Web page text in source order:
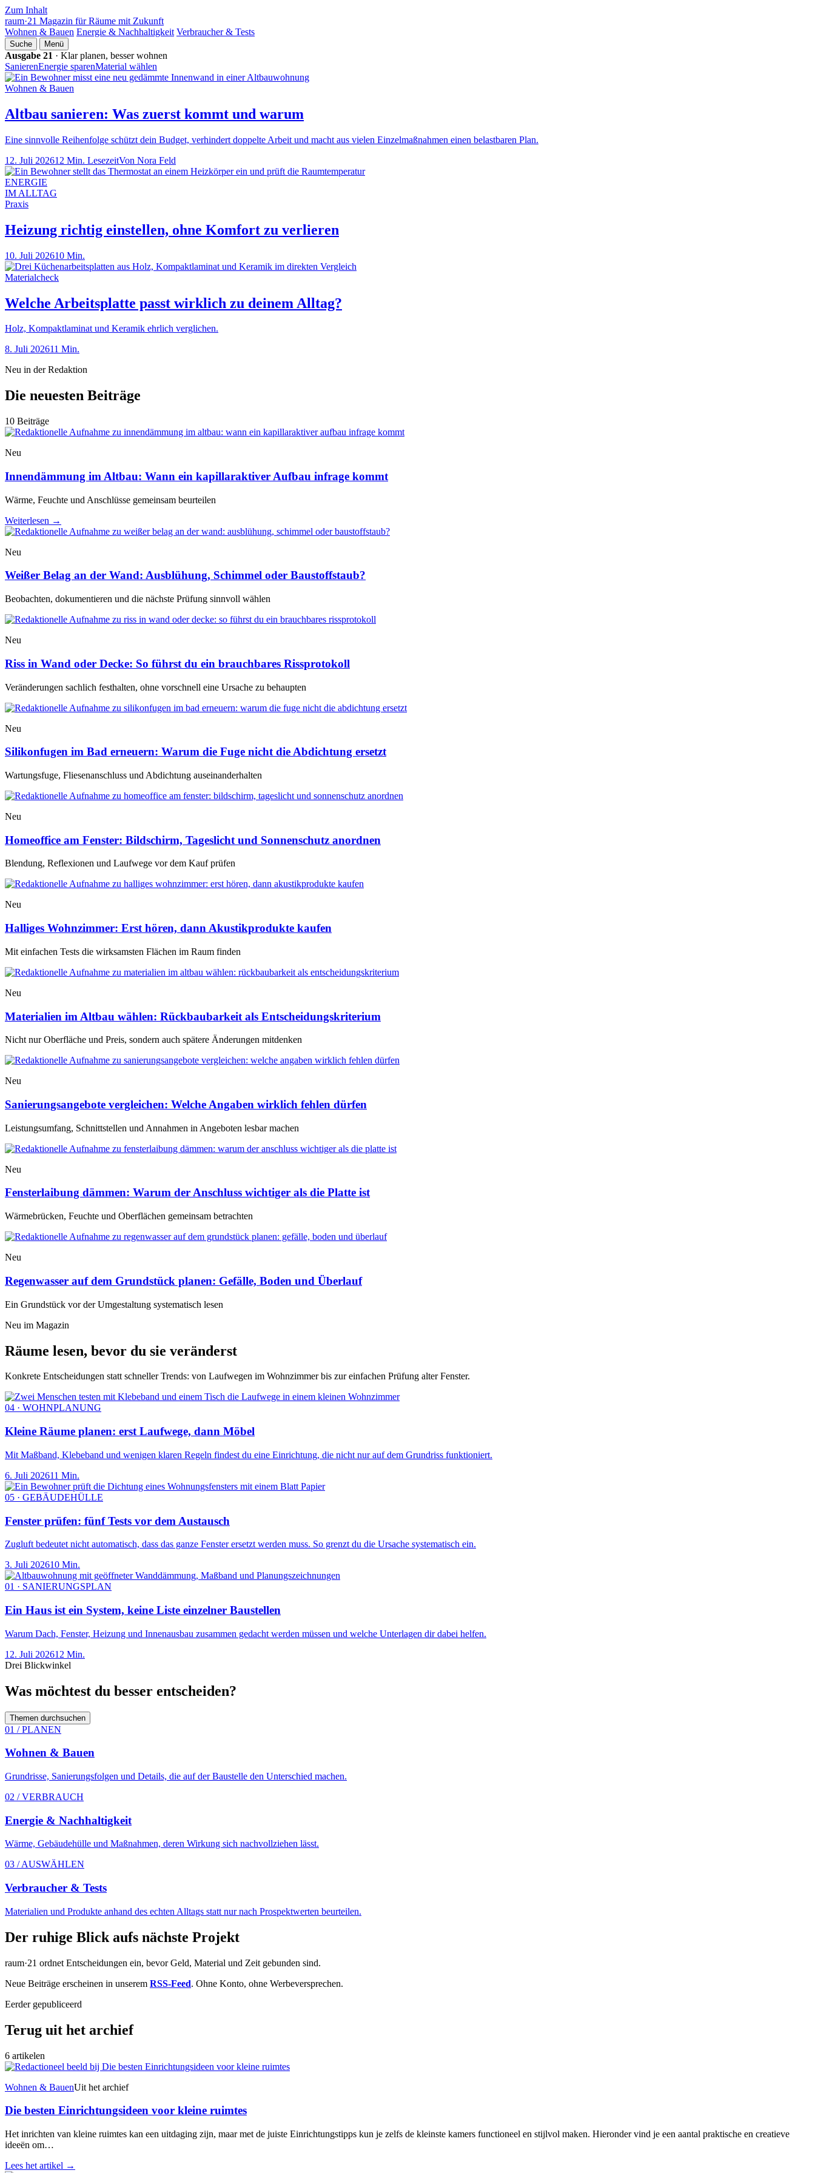
Zum Inhalt
raum·21 Magazin für Räume mit Zukunft
Wohnen & Bauen Energie & Nachhaltigkeit Verbraucher & Tests
Suche Menü
Ausgabe 21 · Klar planen, besser wohnen
SanierenEnergie sparenMaterial wählen
Wohnen & Bauen
Altbau sanieren: Was zuerst kommt und warum
Eine sinnvolle Reihenfolge schützt dein Budget, verhindert doppelte Arbeit und macht aus vielen Einzelmaßnahmen einen belastbaren Plan.
12. Juli 202612 Min. LesezeitVon Nora Feld
ENERGIE
IM ALLTAG
Praxis
Heizung richtig einstellen, ohne Komfort zu verlieren
10. Juli 202610 Min.
Materialcheck
Welche Arbeitsplatte passt wirklich zu deinem Alltag?
Holz, Kompaktlaminat und Keramik ehrlich verglichen.
8. Juli 202611 Min.
Neu in der Redaktion
Die neuesten Beiträge
10 Beiträge
Neu
Innendämmung im Altbau: Wann ein kapillaraktiver Aufbau infrage kommt
Wärme, Feuchte und Anschlüsse gemeinsam beurteilen
Weiterlesen →
Neu
Weißer Belag an der Wand: Ausblühung, Schimmel oder Baustoffstaub?
Beobachten, dokumentieren und die nächste Prüfung sinnvoll wählen
Neu
Riss in Wand oder Decke: So führst du ein brauchbares Rissprotokoll
Veränderungen sachlich festhalten, ohne vorschnell eine Ursache zu behaupten
Neu
Silikonfugen im Bad erneuern: Warum die Fuge nicht die Abdichtung ersetzt
Wartungsfuge, Fliesenanschluss und Abdichtung auseinanderhalten
Neu
Homeoffice am Fenster: Bildschirm, Tageslicht und Sonnenschutz anordnen
Blendung, Reflexionen und Laufwege vor dem Kauf prüfen
Neu
Halliges Wohnzimmer: Erst hören, dann Akustikprodukte kaufen
Mit einfachen Tests die wirksamsten Flächen im Raum finden
Neu
Materialien im Altbau wählen: Rückbaubarkeit als Entscheidungskriterium
Nicht nur Oberfläche und Preis, sondern auch spätere Änderungen mitdenken
Neu
Sanierungsangebote vergleichen: Welche Angaben wirklich fehlen dürfen
Leistungsumfang, Schnittstellen und Annahmen in Angeboten lesbar machen
Neu
Fensterlaibung dämmen: Warum der Anschluss wichtiger als die Platte ist
Wärmebrücken, Feuchte und Oberflächen gemeinsam betrachten
Neu
Regenwasser auf dem Grundstück planen: Gefälle, Boden und Überlauf
Ein Grundstück vor der Umgestaltung systematisch lesen
Neu im Magazin
Räume lesen, bevor du sie veränderst
Konkrete Entscheidungen statt schneller Trends: von Laufwegen im Wohnzimmer bis zur einfachen Prüfung alter Fenster.
04 · WOHNPLANUNG
Kleine Räume planen: erst Laufwege, dann Möbel
Mit Maßband, Klebeband und wenigen klaren Regeln findest du eine Einrichtung, die nicht nur auf dem Grundriss funktioniert.
6. Juli 202611 Min.
05 · GEBÄUDEHÜLLE
Fenster prüfen: fünf Tests vor dem Austausch
Zugluft bedeutet nicht automatisch, dass das ganze Fenster ersetzt werden muss. So grenzt du die Ursache systematisch ein.
3. Juli 202610 Min.
01 · SANIERUNGSPLAN
Ein Haus ist ein System, keine Liste einzelner Baustellen
Warum Dach, Fenster, Heizung und Innenausbau zusammen gedacht werden müssen und welche Unterlagen dir dabei helfen.
12. Juli 202612 Min.
Drei Blickwinkel
Was möchtest du besser entscheiden?
Themen durchsuchen
01 / PLANEN
Wohnen & Bauen
Grundrisse, Sanierungsfolgen und Details, die auf der Baustelle den Unterschied machen.
02 / VERBRAUCH
Energie & Nachhaltigkeit
Wärme, Gebäudehülle und Maßnahmen, deren Wirkung sich nachvollziehen lässt.
03 / AUSWÄHLEN
Verbraucher & Tests
Materialien und Produkte anhand des echten Alltags statt nur nach Prospektwerten beurteilen.
Der ruhige Blick aufs nächste Projekt
raum·21 ordnet Entscheidungen ein, bevor Geld, Material und Zeit gebunden sind.
Neue Beiträge erscheinen in unserem RSS-Feed. Ohne Konto, ohne Werbeversprechen.
Eerder gepubliceerd
Terug uit het archief
6 artikelen
Wohnen & BauenUit het archief
Die besten Einrichtungsideen voor kleine ruimtes
Het inrichten van kleine ruimtes kan een uitdaging zijn, maar met de juiste Einrichtungstipps kun je zelfs de kleinste kamers functioneel en stijlvol maken. Hieronder vind je een aantal praktische en creatieve
ideeën om…
Lees het artikel →